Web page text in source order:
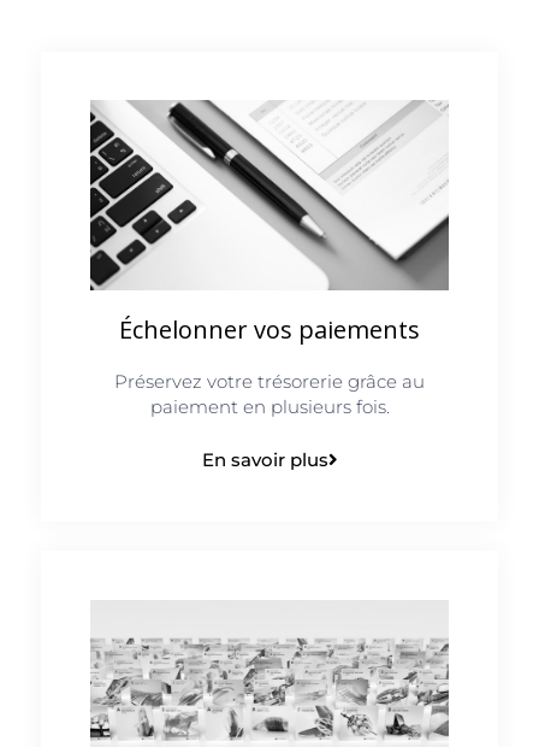
Échelonner vos paiements
Préservez votre trésorerie grâce au
paiement en plusieurs fois.
En savoir plus